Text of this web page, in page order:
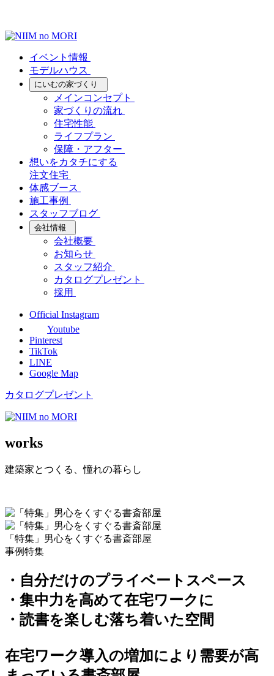
イベント情報
モデルハウス
にいむの家づくり
メインコンセプト
家づくりの流れ
住宅性能
ライフプラン
保障・アフター
想いをカタチにする
注文住宅
体感ブース
施工事例
スタッフブログ
会社情報
会社概要
お知らせ
スタッフ紹介
カタログプレゼント
採用
Official Instagram
Youtube
Pinterest
TikTok
LINE
Google Map
カタログプレゼント
works
建築家とつくる、憧れの暮らし
「特集」男心をくすぐる書斎部屋
事例特集
・自分だけのプライベートスペース
・集中力を高めて在宅ワークに
・読書を楽しむ落ち着いた空間
在宅ワーク導入の増加により需要が高